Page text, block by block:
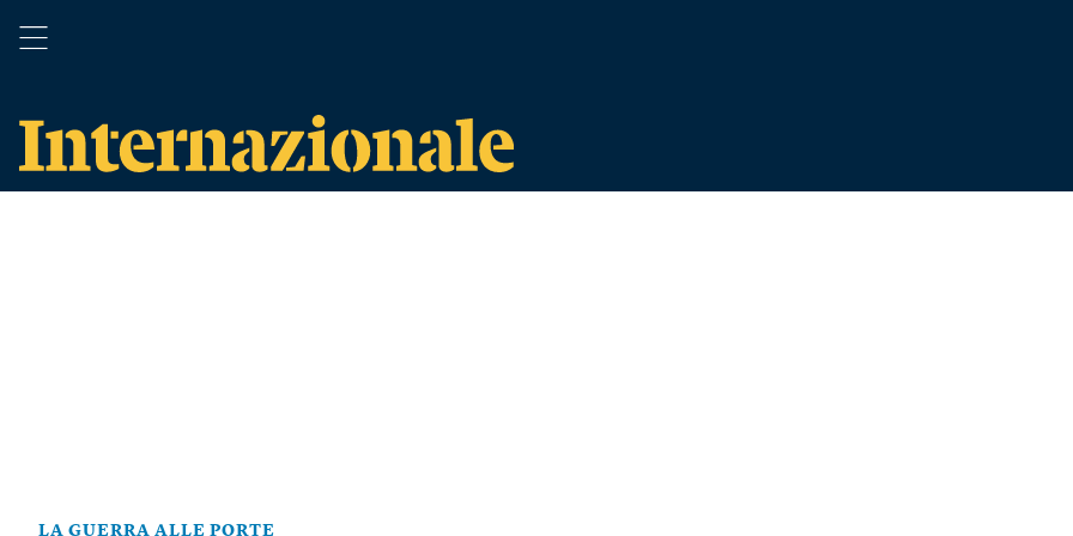
LA GUERRA ALLE PORTE